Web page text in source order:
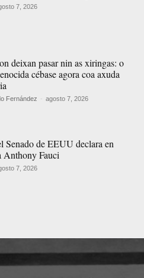
7, 2026
deixan pasar nin as xiringas: o
cébase agora coa axuda
Fernández - agosto 7, 2026
Senado de EEUU declara en
Anthony Fauci
7, 2026